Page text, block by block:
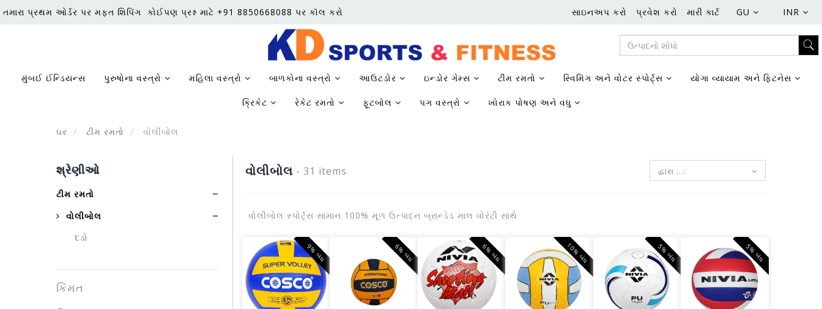
તમારા પ્રથમ ઓર્ડર પર મફત શિપિંગ કોઈપણ પ્રશ્ન માટે +91 8850668088 પર કૉલ કરો સાઇનઅપ કરો પ્રવેશ કરો મારી કાર્ટ GU INR
મુંબઈ ઈન્ડિયન્સ પુરુષોના વસ્ત્રો મહિલા વસ્ત્રો બાળકોના વસ્ત્રો આઉટડોર ઇન્ડોર ગેમ્સ ટીમ રમતો સ્વિમિંગ અને વોટર સ્પોર્ટ્સ યોગા વ્યાયામ અને ફિટનેસ
ક્રિકેટ રેકેટ રમતો ફૂટબોલ પગ વસ્ત્રો ખોરાક પોષણ અને વધુ
ઘર ટીમ રમતો વોલીબોલ
શ્રેણીઓ
ટીમ રમતો
વોલીબોલ
દડો
કિંમત
વોલીબોલ - 31 items દ્વારા ...:
વોલીબોલ સ્પોર્ટ્સ સામાન 100% મૂળ ઉત્પાદન બ્રાન્ડેડ માલ વોરંટી સાથે
9% બંધ 6% બંધ 6% બંધ 10% બંધ 5% બંધ 5% બંધ